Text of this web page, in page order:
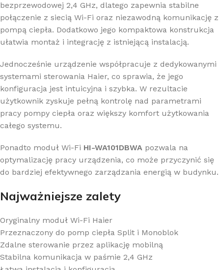
bezprzewodowej 2,4 GHz, dlatego zapewnia stabilne
połączenie z siecią Wi-Fi oraz niezawodną komunikację z
pompą ciepła. Dodatkowo jego kompaktowa konstrukcja
ułatwia montaż i integrację z istniejącą instalacją.
Jednocześnie urządzenie współpracuje z dedykowanymi
systemami sterowania Haier, co sprawia, że jego
konfiguracja jest intuicyjna i szybka. W rezultacie
użytkownik zyskuje pełną kontrolę nad parametrami
pracy pompy ciepła oraz większy komfort użytkowania
całego systemu.
Ponadto moduł Wi-Fi HI-WA101DBWA pozwala na
optymalizację pracy urządzenia, co może przyczynić się
do bardziej efektywnego zarządzania energią w budynku.
Najważniejsze zalety
Oryginalny moduł Wi-Fi Haier
Przeznaczony do pomp ciepła Split i Monoblok
Zdalne sterowanie przez aplikację mobilną
Stabilna komunikacja w paśmie 2,4 GHz